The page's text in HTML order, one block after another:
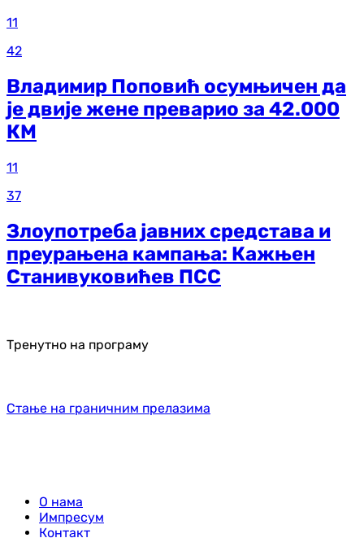
11
42
Владимир Поповић осумњичен да
је двије жене преварио за 42.000
КМ
11
37
Злоупотреба јавних средстава и
преурањена кампања: Кажњен
Станивуковићев ПСС
Тренутно на програму
Стање на граничним прелазима
О нама
Импресум
Контакт